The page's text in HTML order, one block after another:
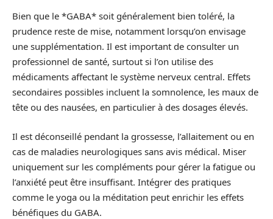
Bien que le *GABA* soit généralement bien toléré, la
prudence reste de mise, notamment lorsqu’on envisage
une supplémentation. Il est important de consulter un
professionnel de santé, surtout si l’on utilise des
médicaments affectant le système nerveux central. Effets
secondaires possibles incluent la somnolence, les maux de
tête ou des nausées, en particulier à des dosages élevés.
Il est déconseillé pendant la grossesse, l’allaitement ou en
cas de maladies neurologiques sans avis médical. Miser
uniquement sur les compléments pour gérer la fatigue ou
l’anxiété peut être insuffisant. Intégrer des pratiques
comme le yoga ou la méditation peut enrichir les effets
bénéfiques du GABA.